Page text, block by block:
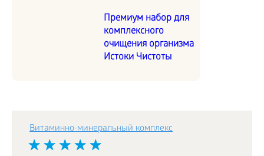
Премиум набор для
комплексного
очищения организма
Истоки Чистоты
Витаминно-минеральный комплекс